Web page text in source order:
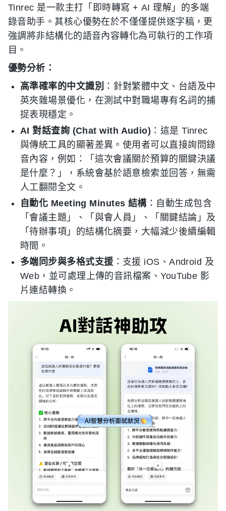
Tinrec 是一款主打「即時轉寫 + AI 理解」的多端
錄音助手。其核心優勢在於不僅僅提供逐字稿，更
強調將非結構化的語音內容轉化為可執行的工作項
目。
優勢分析：
高準確率的中文識別 ：針對繁體中文、台語及中
英夾雜場景優化，在測試中對職場專有名詞的捕
捉表現穩定。
AI 對話查詢 (Chat with Audio) ：這是 Tinrec
與傳統工具的顯著差異。使用者可以直接詢問錄
音內容，例如：「這次會議關於預算的關鍵決議
是什麼？」，系統會基於語意檢索並回答，無需
人工翻閱全文。
自動化 Meeting Minutes 結構：自動生成包含
「會議主題」、「與會人員」、「關鍵結論」及
「待辦事項」的結構化摘要，大幅減少後續編輯
時間。
多端同步與多格式支援 ：支援 iOS、Android 及
Web，並可處理上傳的音訊檔案、YouTube 影
片連結轉換。